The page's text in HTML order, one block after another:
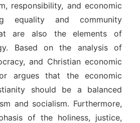
responsibility, and economic
equality and community
are also the elements of
Based on the analysis of
and Christian economic
argues that the economic
should be a balanced
and socialism. Furthermore,
of the holiness, justice,